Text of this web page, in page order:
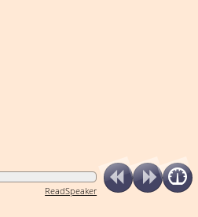
ReadSpeaker